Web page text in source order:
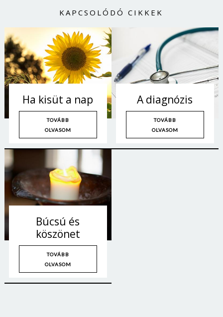
KAPCSOLÓDÓ CIKKEK
Ha kisüt a nap
TOVÁBB
OLVASOM
A diagnózis
TOVÁBB
OLVASOM
Búcsú és
köszönet
TOVÁBB
OLVASOM